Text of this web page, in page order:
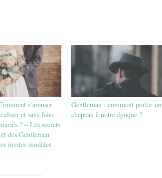
s’amuser
et sans faire
? – Les secrets
des Gentlemen
invités modèles
Gentleman : comment porter un
chapeau à notre époque ?